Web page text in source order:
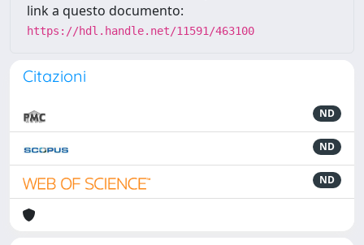
link a questo documento:
https://hdl.handle.net/11591/463100
Citazioni
ND
ND
ND